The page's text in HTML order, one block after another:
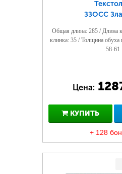
ЗЗОСС
Общая длина: 285 / Длина
клинка: 35 / Толщина обуха
58-61
Цена:
КУПИТЬ
+ 128